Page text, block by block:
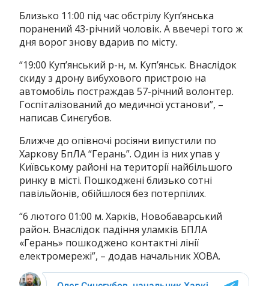
Близько 11:00 під час обстрілу Куп’янська
поранений 43-річний чоловік. А ввечері того ж
дня ворог знову вдарив по місту.
“19:00 Куп’янський р-н, м. Куп’янськ. Внаслідок
скиду з дрону вибухового пристрою на
автомобіль постраждав 57-річний волонтер.
Госпіталізований до медичної установи”, –
написав Синєгубов.
Ближче до опівночі росіяни випустили по
Харкову БпЛА “Герань”. Один із них упав у
Київському районі на території найбільшого
ринку в місті. Пошкоджені близько сотні
павільйонів, обійшлося без потерпілих.
“6 лютого 01:00 м. Харків, Новобаварський
район. Внаслідок падіння уламків БПЛА
«Герань» пошкоджено контактні лінії
електромережі”, – додав начальник ХОВА.